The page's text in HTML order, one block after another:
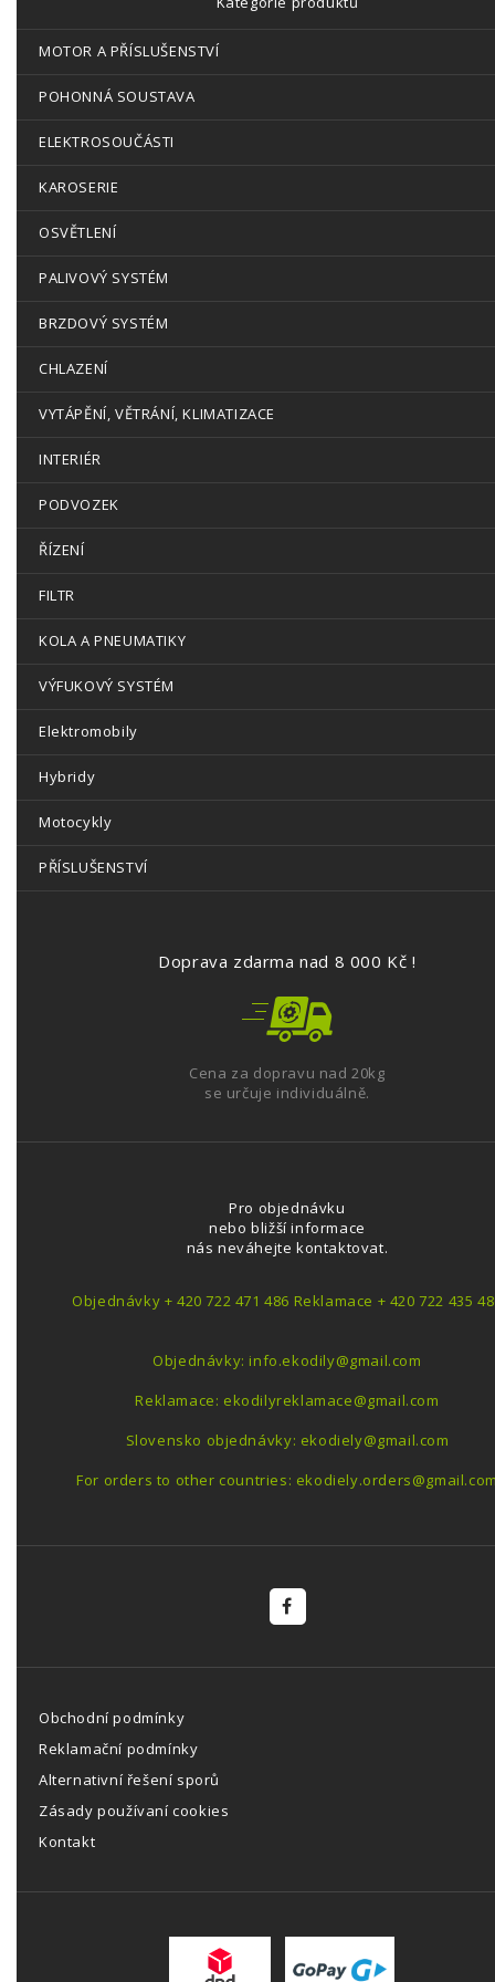
MOTOR A PŘÍSLUŠENSTVÍ
POHONNÁ SOUSTAVA
ELEKTROSOUČÁSTI
KAROSERIE
OSVĚTLENÍ
PALIVOVÝ SYSTÉM
BRZDOVÝ SYSTÉM
CHLAZENÍ
VYTÁPĚNÍ, VĚTRÁNÍ, KLIMATIZACE
INTERIÉR
PODVOZEK
ŘÍZENÍ
FILTR
KOLA A PNEUMATIKY
VÝFUKOVÝ SYSTÉM
Elektromobily
Hybridy
Motocykly
PŘÍSLUŠENSTVÍ
Doprava zdarma nad 8 000 Kč !
Cena za dopravu nad 20kg
se určuje individuálně.
Pro objednávku
nebo bližší informace
nás neváhejte kontaktovat.
Objednávky + 420 722 471 486 Reklamace + 420 722 435
Objednávky: info.ekodily@gmail.com
Reklamace: ekodilyreklamace@gmail.com
Slovensko objednávky: ekodiely@gmail.com
For orders to other countries:
Obchodní podmínky
Reklamační podmínky
Alternativní řešení sporů
Zásady používaní cookies
Kontakt